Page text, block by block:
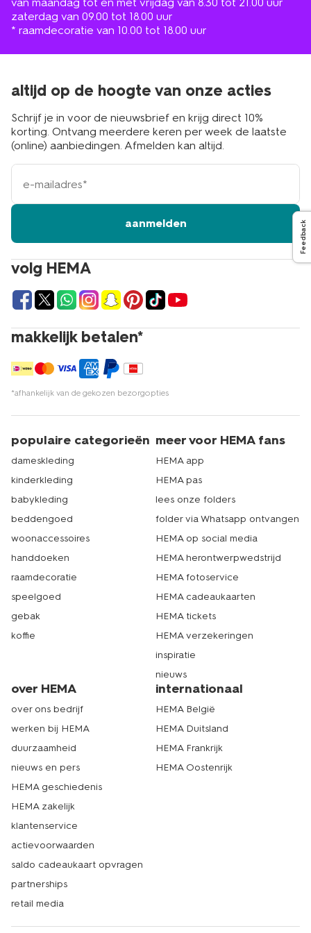
zaterdag van 09.00 tot 18.00 uur
* raamdecoratie van 10.00 tot 18.00 uur
volg HEMA
makkelijk betalen*
*afhankelijk van de gekozen bezorgopties
altijd op de hoogte van onze acties
Schrijf je in voor de nieuwsbrief en krijg direct 10%
korting. Ontvang meerdere keren per week de laatste
(online) aanbiedingen. Afmelden kan altijd.
e-
mailadres
aanmelden
populaire categorieën
dameskleding
kinderkleding
babykleding
beddengoed
woonaccessoires
handdoeken
raamdecoratie
speelgoed
gebak
koffie
meer voor HEMA fans
HEMA app
HEMA pas
lees onze folders
folder via Whatsapp ontvangen
HEMA op social media
HEMA herontwerpwedstrijd
HEMA fotoservice
HEMA cadeaukaarten
HEMA tickets
HEMA verzekeringen
inspiratie
nieuws
over HEMA
over ons bedrijf
werken bij HEMA
duurzaamheid
nieuws en pers
HEMA geschiedenis
HEMA zakelijk
klantenservice
actievoorwaarden
saldo cadeaukaart opvragen
partnerships
retail media
internationaal
HEMA België
HEMA Duitsland
HEMA Frankrijk
HEMA Oostenrijk
Feedback